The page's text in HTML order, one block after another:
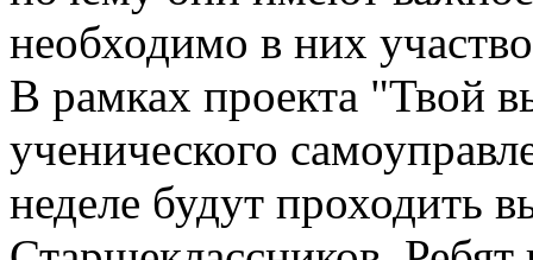
необходимо в них
В рамках проекта "Твой
ученического
неделе будут проходить